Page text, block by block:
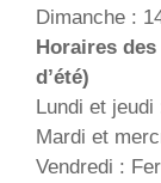
Dimanche :
Horaires
d’été)
Lundi et jeudi
Mardi et
Vendredi :